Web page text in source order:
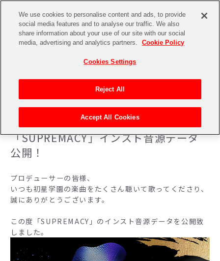
トップページ ニュース一覧 「SUPREMACY」インスト音源データ公開！
「SUPREMACY」インスト音源データ
公開！
プロデューサーの皆様、
いつも初星学園の楽曲をたくさん聴いて歌ってくださり、
誠にありがとうございます。
この度「SUPREMACY」のインスト音源データを公開致
しました。
We use cookies to personalise content and ads, to provide
social media features and to analyse our traffic. We also
share information about your use of our site with our social
media, advertising and analytics partners.
Cookie Policy
Cookies Settings
Reject All
Accept All Cookies